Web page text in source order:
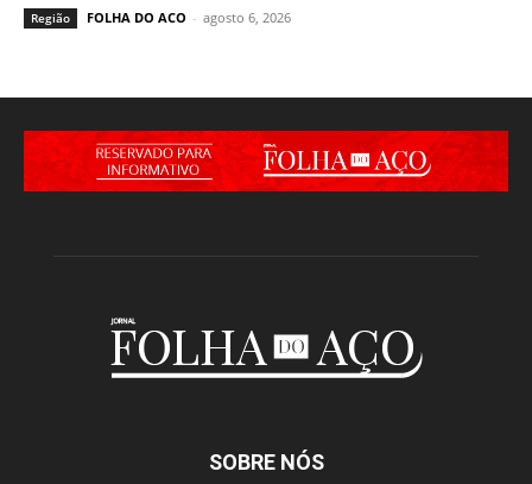
Região FOLHA DO ACO - agosto 6, 2026
SOBRE NÓS